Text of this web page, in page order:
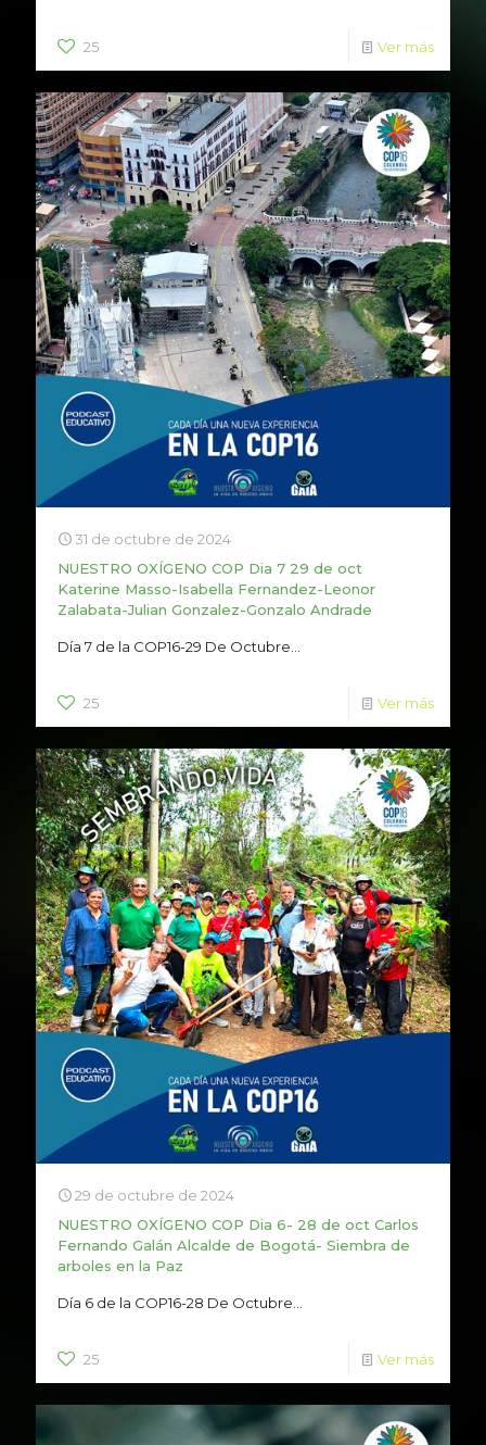
25 Ver más
31 de octubre de 2024
NUESTRO OXÍGENO COP Dia 7 29 de oct
Katerine Masso-Isabella Fernandez-Leonor
Zalabata-Julian Gonzalez-Gonzalo Andrade
Día 7 de la COP16-29 De Octubre...
25 Ver más
29 de octubre de 2024
NUESTRO OXÍGENO COP Dia 6- 28 de oct Carlos
Fernando Galán Alcalde de Bogotá- Siembra de
arboles en la Paz
Día 6 de la COP16-28 De Octubre...
25 Ver más